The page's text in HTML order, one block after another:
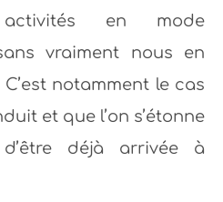
activités en mode
vraiment nous en
notamment le cas
et que l’on s’étonne
déjà arrivée à